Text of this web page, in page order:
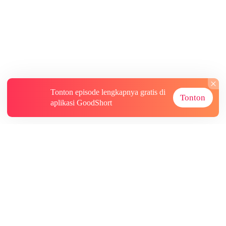
Tonton episode lengkapnya gratis di
aplikasi GoodShort
Tonton